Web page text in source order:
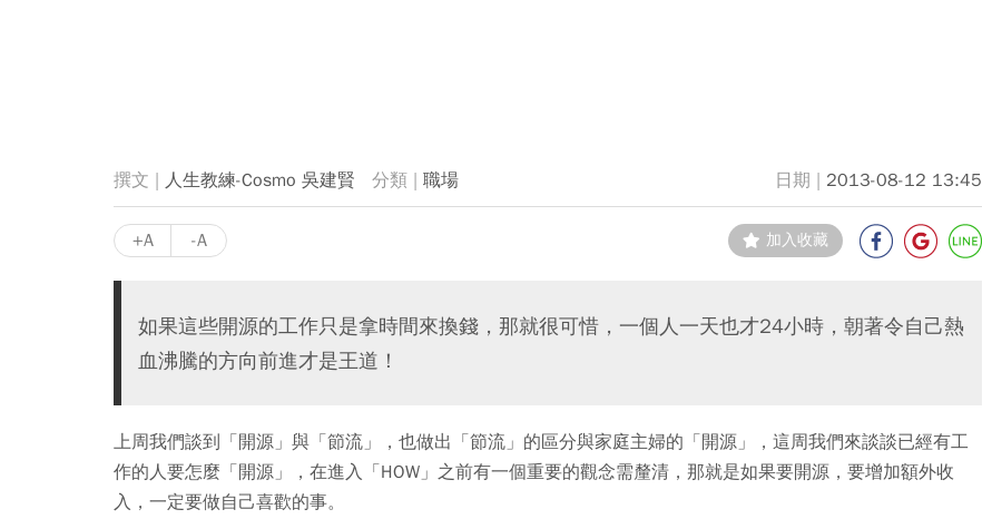
人生教練-Cosmo 吳建賢 職場 2013-08-12 13:45
+A -A 加入收藏
如果這些開源的工作只是拿時間來換錢，那就很可惜，一個人一天也才24小時，朝著令自己熱
血沸騰的方向前進才是王道！
上周我們談到「開源」與「節流」，也做出「節流」的區分與家庭主婦的「開源」，這周我們來談談已經有工
作的人要怎麼「開源」，在進入「HOW」之前有一個重要的觀念需釐清，那就是如果要開源，要增加額外收
入，一定要做自己喜歡的事。